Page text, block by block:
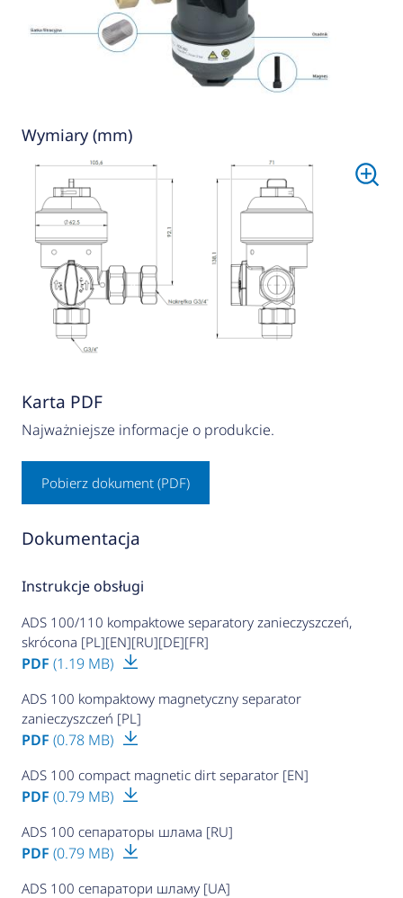
Wymiary (mm)
Karta PDF
Najważniejsze informacje o produkcie.
Pobierz dokument (PDF)
Dokumentacja
Instrukcje obsługi
ADS 100/110 kompaktowe separatory zanieczyszczeń,
skrócona [PL][EN][RU][DE][FR]
PDF (1.19 MB)
ADS 100 kompaktowy magnetyczny separator
zanieczyszczeń [PL]
PDF (0.78 MB)
ADS 100 compact magnetic dirt separator [EN]
PDF (0.79 MB)
ADS 100 сепараторы шлама [RU]
PDF (0.79 MB)
ADS 100 сепаратори шламу [UA]